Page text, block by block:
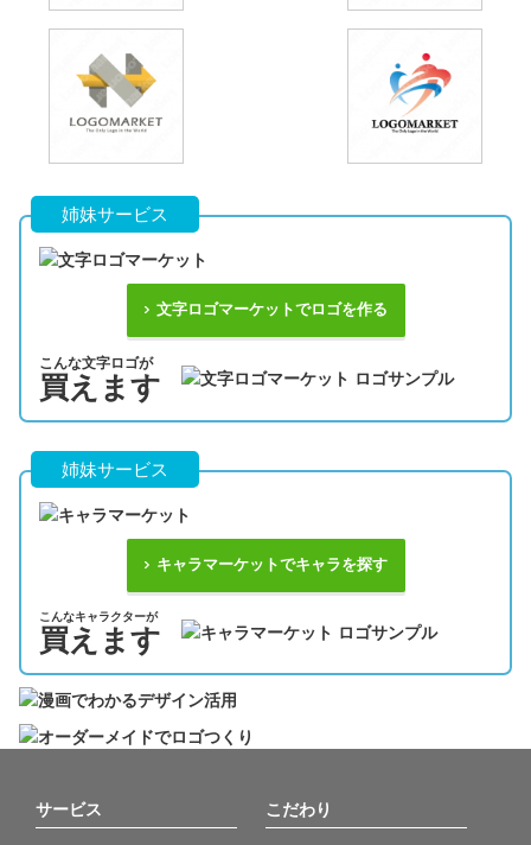
姉妹サービス
文字ロゴマーケットでロゴを作る
こんな文字ロゴが
買えます
姉妹サービス
キャラマーケットでキャラを探す
こんなキャラクターが
買えます
サービス こだわり